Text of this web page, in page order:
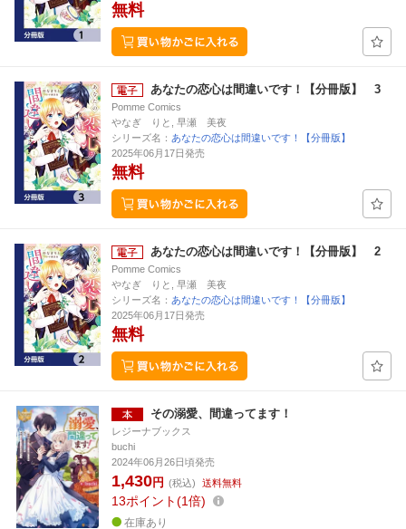
無料
あなたの恋心は間違いです！【分冊版】 3
Pomme Comics
やなぎ りと, 早瀬 美夜
シリーズ名： あなたの恋心は間違いです！【分冊版】
2025年06月17日発売
無料
あなたの恋心は間違いです！【分冊版】 2
Pomme Comics
やなぎ りと, 早瀬 美夜
シリーズ名： あなたの恋心は間違いです！【分冊版】
2025年06月17日発売
無料
その溺愛、間違ってます！
レジーナブックス
buchi
2024年06月26日頃発売
1,430円 (税込) 送料無料
13ポイント 1倍
在庫あり